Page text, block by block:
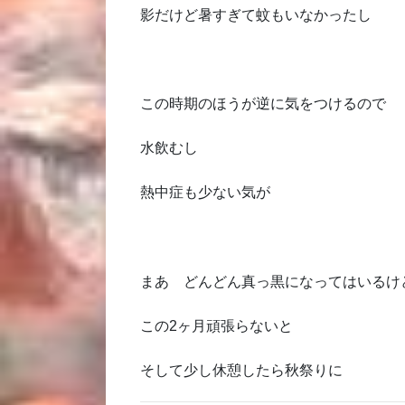
影だけど暑すぎて蚊もいなかったし
この時期のほうが逆に気をつけるので
水飲むし
熱中症も少ない気が
まあ どんどん真っ黒になってはいるけ
この2ヶ月頑張らないと
そして少し休憩したら秋祭りに